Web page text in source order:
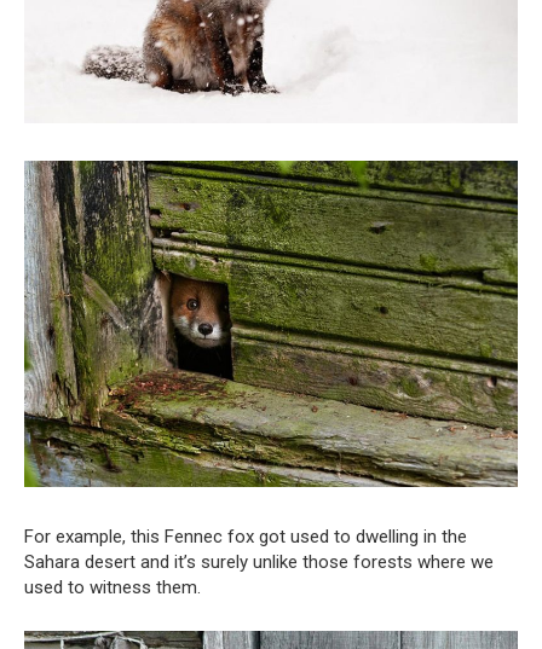
For example, this Fennec fox got used to dwelling in the
Sahara desert and it’s surely unlike those forests where we
used to witness them.